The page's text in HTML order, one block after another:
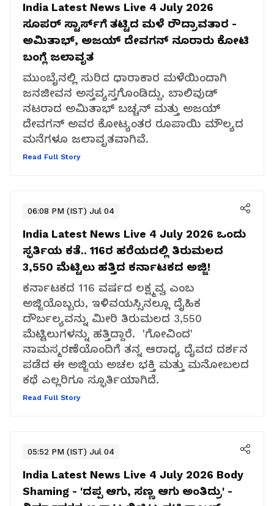
India Latest News Live 4 July 2026
ಸೂಪರ್​ ಸ್ಟಾರ್ಸ್​ಗೆ ತಟ್ಟಿದ ಮಳೆ ರೌದ್ರಾವತಾರ -
ಅಮಿತಾಭ್​, ಅಜಯ್​ ದೇವಗನ್​ ನೂರಾರು ಕೋಟಿ
ಬಂಗ್ಲೆ ಜಲಾವೃತ
ಮುಂಬೈನಲ್ಲಿ ಸುರಿದ ಧಾರಾಕಾರ ಮಳೆಯಿಂದಾಗಿ
ಜನಜೀವನ ಅಸ್ತವ್ಯಸ್ತಗೊಂಡಿದ್ದು, ಬಾಲಿವುಡ್
ನಟರಾದ ಅಮಿತಾಭ್ ಬಚ್ಚನ್ ಮತ್ತು ಅಜಯ್
ದೇವಗನ್ ಅವರ ಕೋಟ್ಯಂತರ ರೂಪಾಯಿ ಮೌಲ್ಯದ
ಮನೆಗಳೂ ಜಲಾವೃತವಾಗಿವೆ.
Read Full Story
06:08 PM (IST) Jul 04
India Latest News Live 4 July 2026 ಒಂದು
ಸ್ಫರ್ತಿಯ ಕತೆ.. 116ರ ಹರೆಯದಲ್ಲಿ ತಿರುಮಲದ
3,550 ಮೆಟ್ಟಿಲು ಹತ್ತಿದ ಕರ್ನಾಟಕದ ಅಜ್ಜಿ!
ಕರ್ನಾಟಕದ 116 ವರ್ಷದ ಲಕ್ಷ್ಮವ್ವ ಎಂಬ
ಅಜ್ಜಿಯೊಬ್ಬರು, ಇಳಿವಯಸ್ಸಿನಲ್ಲೂ ದೈಹಿಕ
ದೌರ್ಬಲ್ಯವನ್ನು ಮೀರಿ ತಿರುಮಲದ 3,550
ಮೆಟ್ಟಿಲುಗಳನ್ನು ಹತ್ತಿದ್ದಾರೆ. 'ಗೋವಿಂದ'
ನಾಮಸ್ಮರಣೆಯೊಂದಿಗೆ ತನ್ನ ಆರಾಧ್ಯ ದೈವದ ದರ್ಶನ
ಪಡೆದ ಈ ಅಜ್ಜಿಯ ಅಚಲ ಭಕ್ತಿ ಮತ್ತು ಮನೋಬಲದ
ಕಥೆ ಎಲ್ಲರಿಗೂ ಸ್ಫೂರ್ತಿಯಾಗಿದೆ.
Read Full Story
05:52 PM (IST) Jul 04
India Latest News Live 4 July 2026 Body
Shaming - 'ದಪ್ಪ ಆಗು, ಸಣ್ಣ ಆಗು ಅಂತಿದ್ರು' -